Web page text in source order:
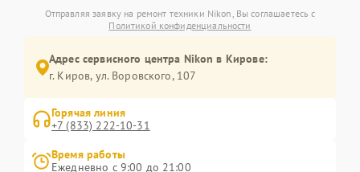
Отправляя заявку на ремонт техники Nikon, Вы соглашаетесь с
Политикой конфиденциальности
Адрес сервисного центра Nikon в Кирове:
г. Киров, ул. Воровского, 107
Горячая линия
+7 (833) 222-10-31
Время работы
Ежедневно с 9:00 до 21:00